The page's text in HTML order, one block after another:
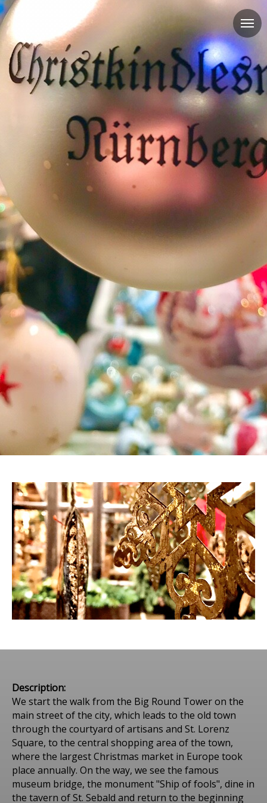
Description:
We start the walk from the Big Round Tower on the
main street of the city, which leads to the old town
through the courtyard of artisans and St. Lorenz
Square, to the central shopping area of the town,
where the largest Christmas market in Europe took
place annually. On the way, we see the famous
museum bridge, the monument "Ship of fools", dine in
the tavern of St. Sebald and return to the beginning